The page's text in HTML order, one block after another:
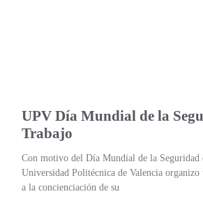
UPV Día Mundial de la
Trabajo
Con motivo del Día Mundial de la Seguridad
Universidad Politécnica de Valencia organizo
a la concienciación de su